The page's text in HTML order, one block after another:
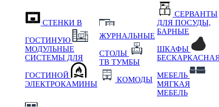
СТЕНКИ В
ГОСТИНУЮ
МОДУЛЬНЫЕ
СИСТЕМЫ ДЛЯ
ГОСТИНОЙ
ЭЛЕКТРОКАМИНЫ
ЖУРНАЛЬНЫЕ
СТОЛЫ
ТВ ТУМБЫ
КОМОДЫ
СЕРВАНТЫ
ДЛЯ ПОСУДЫ,
БАРНЫЕ
ШКАФЫ
МЕБЕЛЬ
МЯГКАЯ
МЕБЕЛЬ